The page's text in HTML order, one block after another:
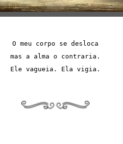
O meu corpo se desloca
mas a alma o contraria.
Ele vagueia. Ela vigia.